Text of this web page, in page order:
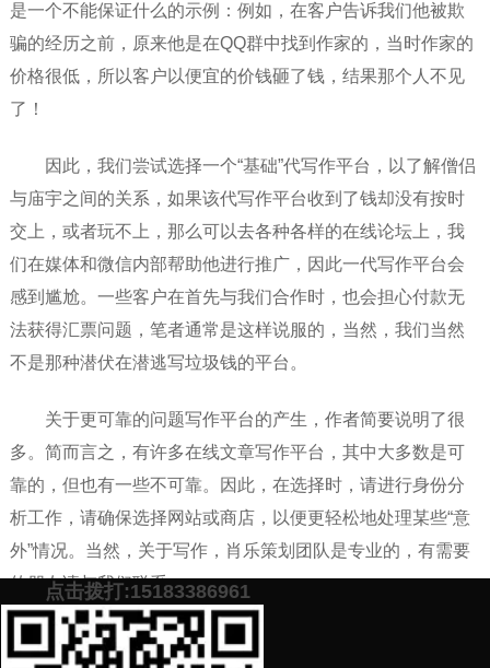
是一个不能保证什么的示例：例如，在客户告诉我们他被欺
骗的经历之前，原来他是在QQ群中找到作家的，当时作家的
价格很低，所以客户以便宜的价钱砸了钱，结果那个人不见
了！
因此，我们尝试选择一个“基础”代写作平台，以了解僧侣
与庙宇之间的关系，如果该代写作平台收到了钱却没有按时
交上，或者玩不上，那么可以去各种各样的在线论坛上，我
们在媒体和微信内部帮助他进行推广，因此一代写作平台会
感到尴尬。一些客户在首先与我们合作时，也会担心付款无
法获得汇票问题，笔者通常是这样说服的，当然，我们当然
不是那种潜伏在潜逃写垃圾钱的平台。
关于更可靠的问题写作平台的产生，作者简要说明了很
多。简而言之，有许多在线文章写作平台，其中大多数是可
靠的，但也有一些不可靠。因此，在选择时，请进行身份分
析工作，请确保选择网站或商店，以便更轻松地处理某些“意
外”情况。当然，关于写作，肖乐策划团队是专业的，有需要
的朋友请与我们联系。
预约营销老师 添加微信号：scyxch
点击拨打:15183386961